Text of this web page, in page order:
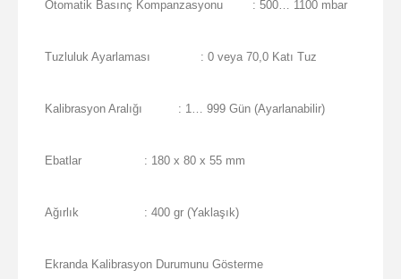
Otomatik Basınç Kompanzasyonu : 500… 1100 mbar
Tuzluluk Ayarlaması : 0 veya 70,0 Katı Tuz
Kalibrasyon Aralığı : 1… 999 Gün (Ayarlanabilir)
Ebatlar : 180 x 80 x 55 mm
Ağırlık : 400 gr (Yaklaşık)
Ekranda Kalibrasyon Durumunu Gösterme